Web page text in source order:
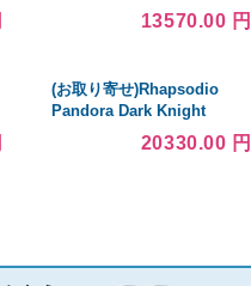
り」 670×595×38mm 壁掛
けひも付き 金フレーム
13570.00 円
(お取り寄せ)Rhapsodio
Pandora Dark Knight
(MMCX-4.4mm) (RCM-PDK)
(納期:メーカー在庫ありで1
20330.00 円